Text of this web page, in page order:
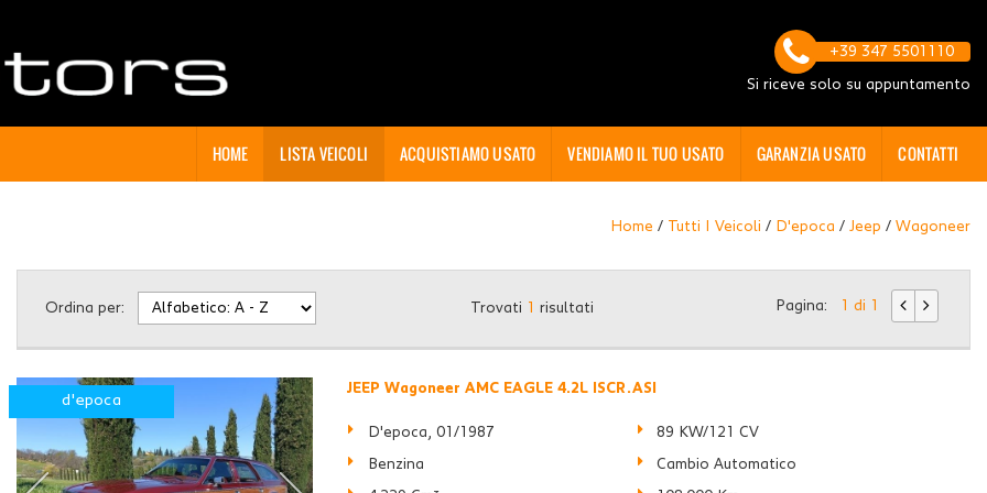
+39 347 5501110
Si riceve solo su appuntamento
HOME LISTA VEICOLI ACQUISTIAMO USATO VENDIAMO IL TUO USATO GARANZIA USATO CONTATTI
Home / Tutti I Veicoli / D'epoca / Jeep / Wagoneer
Ordina per: Trovati risultati Pagina: 1 di 1
d'epoca
JEEP Wagoneer AMC EAGLE 4.2L ISCR.ASI
D'epoca, 01/1987 89 KW/121 CV
Benzina Cambio Automatico